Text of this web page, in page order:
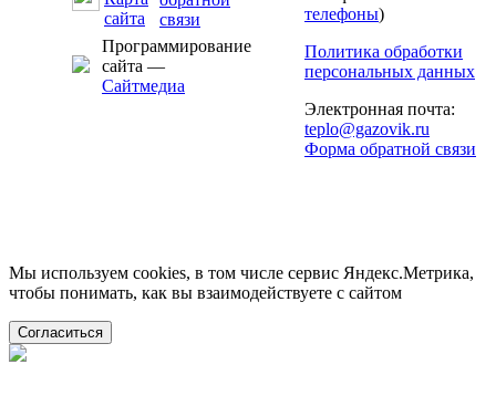
Программирование
сайта —
Сайтмедиа
телефоны)
Политика обработки
персональных данных
Электронная почта:
teplo@gazovik.ru
Форма обратной связи
Мы используем cookies, в том числе сервис Яндекс.Метрика,
чтобы понимать, как вы взаимодействуете с сайтом
Согласиться